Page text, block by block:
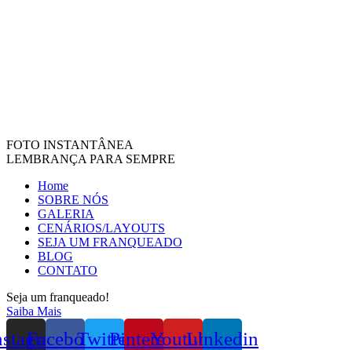
FOTO INSTANTÂNEA
LEMBRANÇA PARA SEMPRE
Home
SOBRE NÓS
GALERIA
CENÁRIOS/LAYOUTS
SEJA UM FRANQUEADO
BLOG
CONTATO
Seja um franqueado!
Saiba Mais
FacebookTwitterPinterestYoutubeLinkedin